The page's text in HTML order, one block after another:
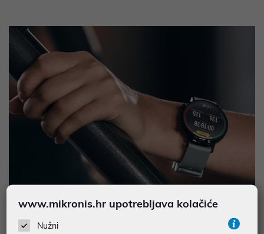
www.mikronis.hr upotrebljava kolačiće
Nužni